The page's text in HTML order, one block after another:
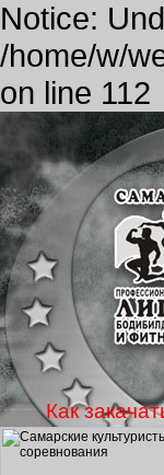
Notice:
/home/w/
on line 112
Как